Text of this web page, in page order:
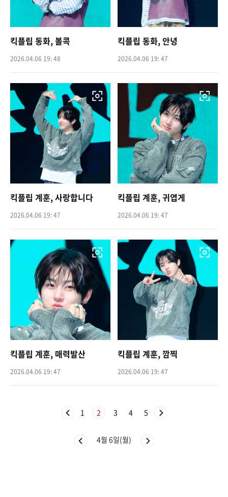
킥플립 동화, 볼콕
2026.04.06 19: 48
킥플립 동화, 안녕
2026.04.06 19: 47
킥플립 계훈, 사랑합니다
2026.04.06 19: 47
킥플립 계훈, 귀엽게
2026.04.06 19: 47
킥플립 계훈, 매력발산
2026.04.06 19: 47
킥플립 계훈, 깜찍
2026.04.06 19: 47
1 2 3 4 5
4월 6일(월)